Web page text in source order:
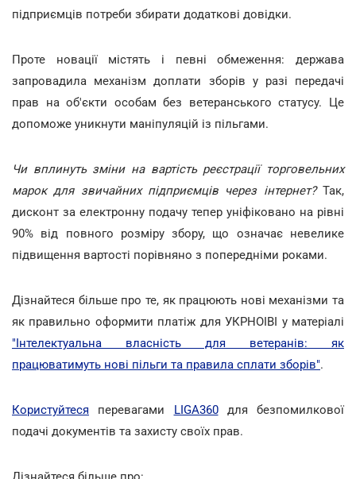
підприємців потреби збирати додаткові довідки.
Проте новації містять і певні обмеження: держава
запровадила механізм доплати зборів у разі передачі
прав на об'єкти особам без ветеранського статусу. Це
допоможе уникнути маніпуляцій із пільгами.
Чи вплинуть зміни на вартість реєстрації торговельних
марок для звичайних підприємців через інтернет?Так,
дисконт за електронну подачу тепер уніфіковано на рівні
90% від повного розміру збору, що означає невелике
підвищення вартості порівняно з попередніми роками.
Дізнайтеся більше про те, як працюють нові механізми та
як правильно оформити платіж для УКРНОІВІ у матеріалі
"Інтелектуальна власність для ветеранів: як
працюватимуть нові пільги та правила сплати зборів".
Користуйтеся перевагами LIGA360для безпомилкової
подачі документів та захисту своїх прав.